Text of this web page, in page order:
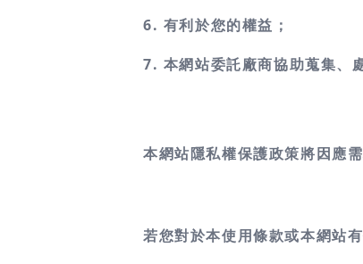
6. 有利於您的權益；
7. 本網站委託廠商協助蒐集、
本網站隱私權保護政策將因應
若您對於本使用條款或本網站